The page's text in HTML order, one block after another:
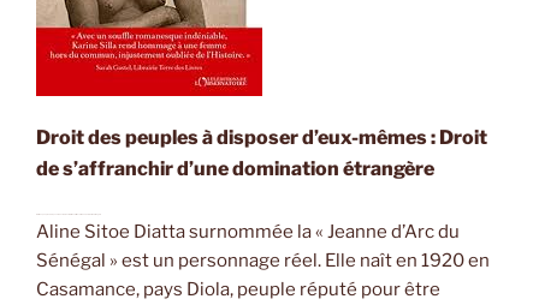
Droit des peuples à disposer d’eux-mêmes : Droit
de s’affranchir d’une domination étrangère
Aline Sitoe Diatta surnommée la « Jeanne d’Arc du
Sénégal » est un personnage réel. Elle naît en 1920 en
Casamance, pays Diola, peuple réputé pour être